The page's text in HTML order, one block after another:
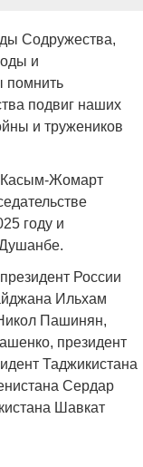
Содружества,
и
помнить
подвиг наших
и тружеников
Касым-Жомарт
году и
России
Ильхам
Пашинян,
президент
Таджикистана
Сердар
Шавкат